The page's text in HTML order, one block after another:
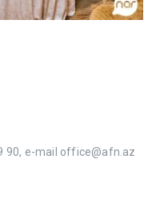
90, e-mail office@afn.az